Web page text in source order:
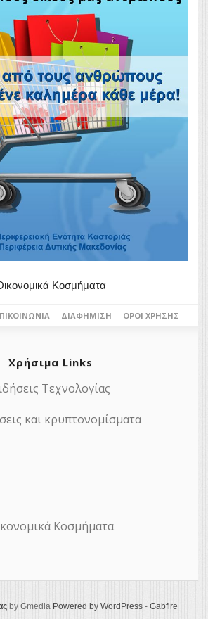
Κοσμήματα
ΔΙΑΦΉΜΙΣΗ ΌΡΟΙ ΧΡΉΣΗΣ
Χρήσιμα Links
Τεχνολογίας
και κρυπτονομίσματα
Κοσμήματα
by Gmedia Powered by WordPress - Gabfire